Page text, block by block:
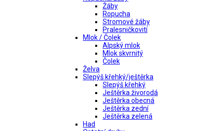
Žáby
Ropucha
Stromové žáby
Pralesničkovití
Mlok / Čolek
Alpský mlok
Mlok skvrnitý
Čolek
Želva
Slepýš křehký/ještěrka
Slepýš křehký
Ještěrka živorodá
Ještěrka obecná
Ještěrka zední
Ještěrka zelená
Had